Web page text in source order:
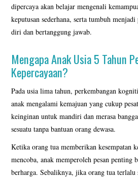
BORONG PRODUK KAMI
LEWAT MARKET PLACE
VIDEO MAINAN EDUKASI
KATALOG BONEKA JUMBO
BESAR
KATALOG BONEKA UKIRAN
dipercaya akan belajar mengenali
keputusan sederhana, serta tumbuh
diri dan bertanggung jawab.
Mengapa Anak Usia 5 Tahun
Kepercayaan?
Pada usia lima tahun, perkembangan
anak mengalami kemajuan yang cukup
keinginan untuk mandiri dan merasa
sesuatu tanpa bantuan orang dewasa.
Ketika orang tua memberikan kesempatan
mencoba, anak memperoleh pesan penting
berharga. Sebaliknya, jika orang tua terlalu